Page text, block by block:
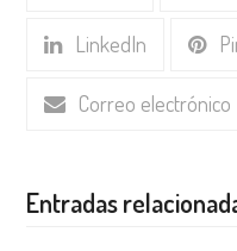
LinkedIn
Correo electrónico
Entradas